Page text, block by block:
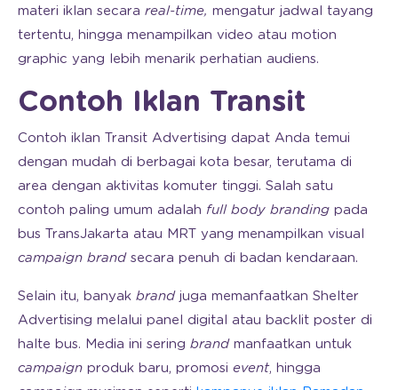
materi iklan secara real-time, mengatur jadwal tayang
tertentu, hingga menampilkan video atau motion
graphic yang lebih menarik perhatian audiens.
Contoh Iklan Transit
Contoh iklan Transit Advertising dapat Anda temui
dengan mudah di berbagai kota besar, terutama di
area dengan aktivitas komuter tinggi. Salah satu
contoh paling umum adalah full body branding pada
bus TransJakarta atau MRT yang menampilkan visual
campaign brand secara penuh di badan kendaraan.
Selain itu, banyak brand juga memanfaatkan Shelter
Advertising melalui panel digital atau backlit poster di
halte bus. Media ini sering brand manfaatkan untuk
campaign produk baru, promosi event, hingga